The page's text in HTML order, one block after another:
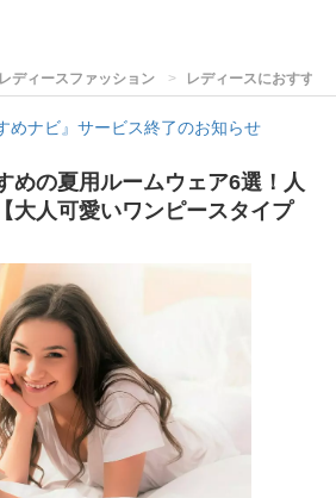
レディースファッション レディースにおすす
めナビ』サービス終了のお知らせ
めの夏用ルームウェア6選！人
大人可愛いワンピースタイプ